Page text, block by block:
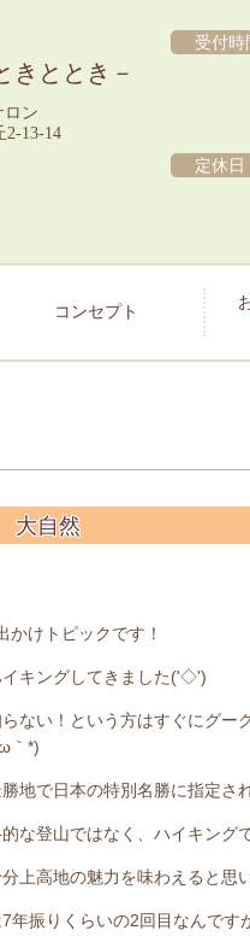
きととき－
ロン
2-13-14
受付時
定休日
コンセプト
大自然
かけトピックです！
キングしてきました('◇')ゞ
ない！という方はすぐにグー
｀*)
地で日本の特別名勝に指定さ
な登山ではなく、ハイキング
上高地の魅力を味わえると思
年振りくらいの2回目なんで